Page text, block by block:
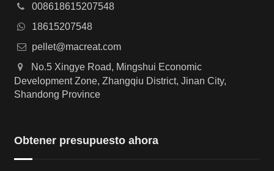
008618615207548
18615207548
pellet@macreat.com
No.5 Xingye Road, Mingshui Economic
Development Zone, Zhangqiu District, Jinan City,
Shandong Province
Obtener presupuesto ahora